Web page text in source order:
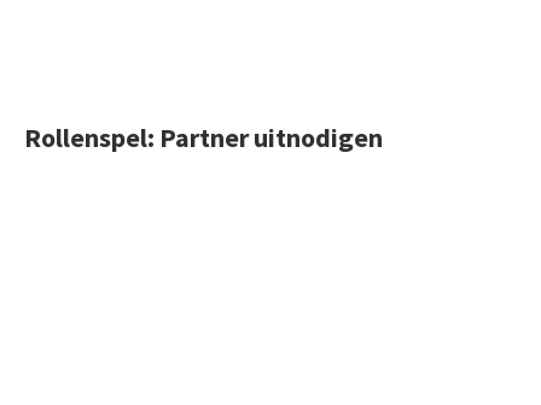
Rollenspel: Partner uitnodigen